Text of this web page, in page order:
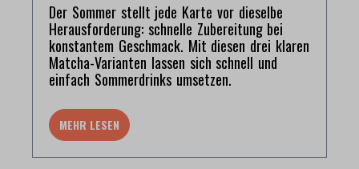
Der Sommer stellt jede Karte vor dieselbe
Herausforderung: schnelle Zubereitung bei
konstantem Geschmack. Mit diesen drei klaren
Matcha-Varianten lassen sich schnell und
einfach Sommerdrinks umsetzen.
MEHR LESEN